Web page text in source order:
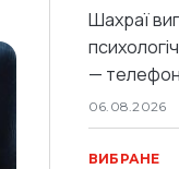
Шахраї
—
06.08.2026
ВИБРАНЕ